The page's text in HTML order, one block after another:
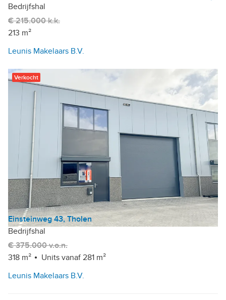
Bedrijfshal
€ 215.000 k.k.
213 m²
Leunis Makelaars B.V.
Verkocht
Einsteinweg 43, Tholen
Bedrijfshal
€ 375.000 v.o.n.
318 m²
Units vanaf 281 m²
Leunis Makelaars B.V.